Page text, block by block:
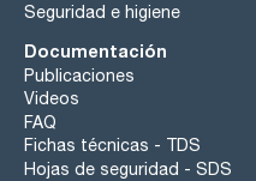
Seguridad e higiene
Documentación
Publicaciones
Videos
FAQ
Fichas técnicas - TDS
Hojas de seguridad - SDS